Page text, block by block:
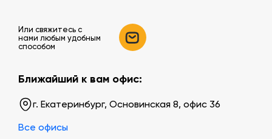
Или свяжитесь c
нами любым удобным
способом
Ближайший к вам офис:
г. Екатеринбург, Основинская 8, офис 36
Все офисы